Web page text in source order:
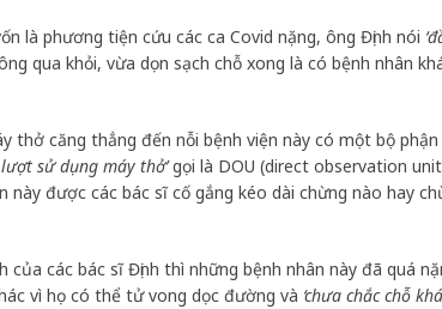
là phương tiện cứu các ca Covid nặng, ông Định nói
qua khỏi, vừa dọn sạch chỗ xong là có bệnh nhân
thở căng thẳng đến nỗi bệnh viện này có một bộ
lượt sử dụng máy thở’gọi là DOU (direct observation
này được các bác sĩ cố gắng kéo dài chừng nào hay
của các bác sĩ Định thì những bệnh nhân này đã quá
vì họ có thể tử vong dọc đường và ‘chưa chắc chỗ